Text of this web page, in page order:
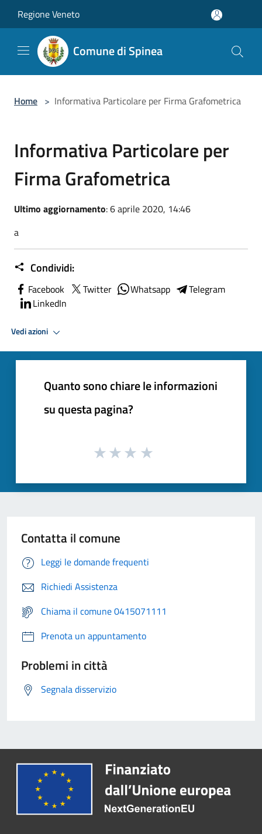
Regione Veneto
Comune di Spinea
Home > Informativa Particolare per Firma Grafometrica
Informativa Particolare per
Firma Grafometrica
Ultimo aggiornamento: 6 aprile 2020, 14:46
a
Condividi:
Facebook Twitter Whatsapp
Telegram
LinkedIn
Vedi azioni
Quanto sono chiare le informazioni
su questa pagina?
Contatta il comune
Leggi le domande frequenti
Richiedi Assistenza
Chiama il comune 0415071111
Prenota un appuntamento
Problemi in città
Segnala disservizio